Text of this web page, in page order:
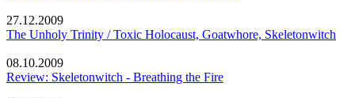
27.12.2009
The Unholy Trinity / Toxic Holocaust, Goatwhore, Skeletonwitch
08.10.2009
Review: Skeletonwitch - Breathing the Fire